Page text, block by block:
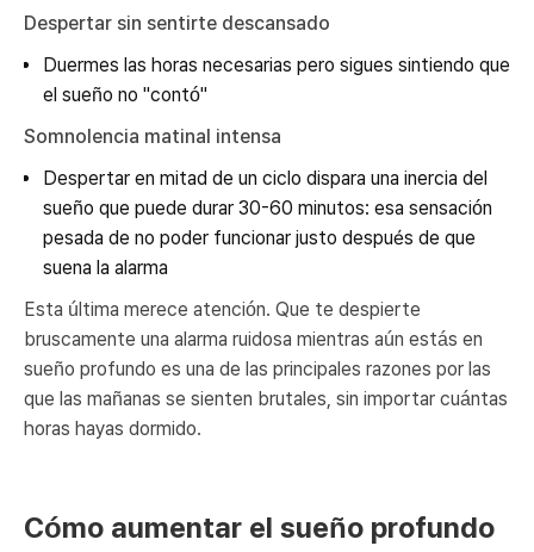
Despertar sin sentirte descansado
Duermes las horas necesarias pero sigues sintiendo que
el sueño no "contó"
Somnolencia matinal intensa
Despertar en mitad de un ciclo dispara una inercia del
sueño que puede durar 30-60 minutos: esa sensación
pesada de no poder funcionar justo después de que
suena la alarma
Esta última merece atención. Que te despierte
bruscamente una alarma ruidosa mientras aún estás en
sueño profundo es una de las principales razones por las
que las mañanas se sienten brutales, sin importar cuántas
horas hayas dormido.
Cómo aumentar el sueño profundo